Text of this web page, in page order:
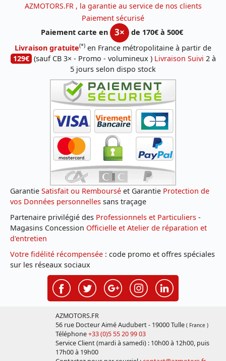
AZMOTORS.FR , la garantie au service de nos clients
Paiement sécurisé
Paiement carte en
3×
de 170€ à 500€
Livraison gratuite(*) en France métropolitaine à partir de
129€ (sauf CB 3× - Promo - volumineux ) Livraison Suivi 2 à
5 jours selon dispo stock
Garantie Satisfait ou Remboursé et Garantie Protection de
vos Données personnelles sans traçage
Partenaire privilégié des Professionnels et Particuliers -
Magasins Concession Officielle et Atelier de réparation et
d'entretien
Votre fidélité récompensée : code promo et offres spéciales
sur les réseaux sociaux
AZMOTORS.FR
56 rue Docteur Aimé Audubert - 19000 Tulle ( France )
Téléphone+33 (0)5 55 20 99 03
Service Client (mardi à samedi) : 10h00 à 12h00, puis
17h00 à 19h00